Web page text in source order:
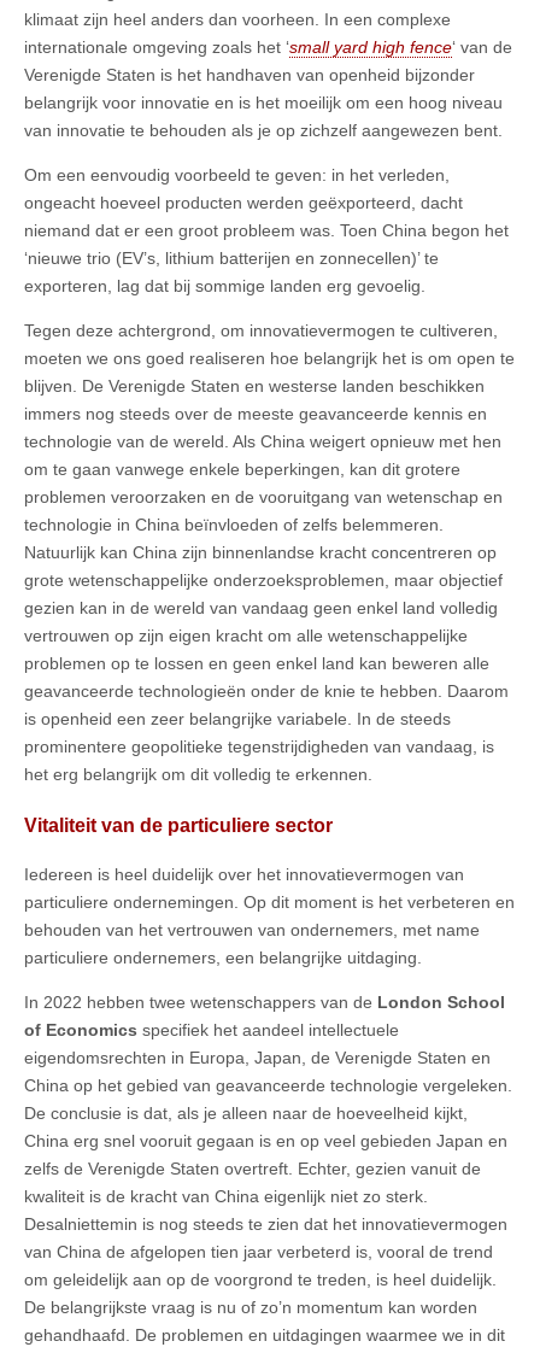
klimaat zijn heel anders dan voorheen. In een complexe
internationale omgeving zoals het ‘small yard high fence‘ van de
Verenigde Staten is het handhaven van openheid bijzonder
belangrijk voor innovatie en is het moeilijk om een hoog niveau
van innovatie te behouden als je op zichzelf aangewezen bent.
Om een eenvoudig voorbeeld te geven: in het verleden,
ongeacht hoeveel producten werden geëxporteerd, dacht
niemand dat er een groot probleem was. Toen China begon het
‘nieuwe trio (EV’s, lithium batterijen en zonnecellen)’ te
exporteren, lag dat bij sommige landen erg gevoelig.
Tegen deze achtergrond, om innovatievermogen te cultiveren,
moeten we ons goed realiseren hoe belangrijk het is om open te
blijven. De Verenigde Staten en westerse landen beschikken
immers nog steeds over de meeste geavanceerde kennis en
technologie van de wereld. Als China weigert opnieuw met hen
om te gaan vanwege enkele beperkingen, kan dit grotere
problemen veroorzaken en de vooruitgang van wetenschap en
technologie in China beïnvloeden of zelfs belemmeren.
Natuurlijk kan China zijn binnenlandse kracht concentreren op
grote wetenschappelijke onderzoeksproblemen, maar objectief
gezien kan in de wereld van vandaag geen enkel land volledig
vertrouwen op zijn eigen kracht om alle wetenschappelijke
problemen op te lossen en geen enkel land kan beweren alle
geavanceerde technologieën onder de knie te hebben. Daarom
is openheid een zeer belangrijke variabele. In de steeds
prominentere geopolitieke tegenstrijdigheden van vandaag, is
het erg belangrijk om dit volledig te erkennen.
Vitaliteit van de particuliere sector
Iedereen is heel duidelijk over het innovatievermogen van
particuliere ondernemingen. Op dit moment is het verbeteren en
behouden van het vertrouwen van ondernemers, met name
particuliere ondernemers, een belangrijke uitdaging.
In 2022 hebben twee wetenschappers van de London School
of Economics specifiek het aandeel intellectuele
eigendomsrechten in Europa, Japan, de Verenigde Staten en
China op het gebied van geavanceerde technologie vergeleken.
De conclusie is dat, als je alleen naar de hoeveelheid kijkt,
China erg snel vooruit gegaan is en op veel gebieden Japan en
zelfs de Verenigde Staten overtreft. Echter, gezien vanuit de
kwaliteit is de kracht van China eigenlijk niet zo sterk.
Desalniettemin is nog steeds te zien dat het innovatievermogen
van China de afgelopen tien jaar verbeterd is, vooral de trend
om geleidelijk aan op de voorgrond te treden, is heel duidelijk.
De belangrijkste vraag is nu of zo’n momentum kan worden
gehandhaafd. De problemen en uitdagingen waarmee we in dit